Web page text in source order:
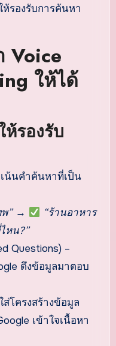
ห้รองรับการค้นหา
Voice
ให้ได้
ห้รองรับ
น้นคำค้นหาที่เป็น
”→
“ร้านอาหาร
หน?”
Questions) –
ดึงข้อมูลมาตอบ
ส่โครงสร้างข้อมูล
เข้าใจเนื้อหา